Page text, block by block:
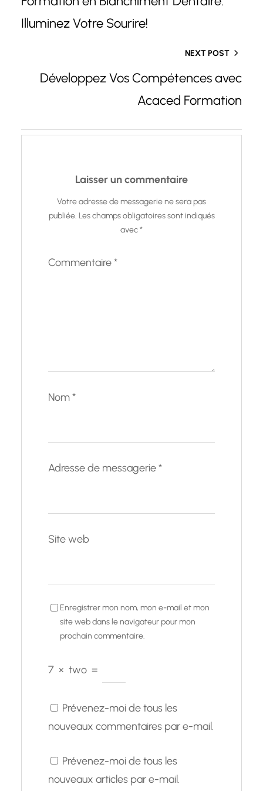
Illuminez Votre Sourire!
NEXT POST
Développez Vos Compétences avec
Acaced Formation
Laisser un commentaire
Votre adresse de messagerie ne sera pas
publiée. Les champs obligatoires sont indiqués
avec*
Commentaire*
Nom*
Adresse de messagerie*
Site web
Enregistrer mon nom, mon e-mail et mon
site web dans le navigateur pour mon
prochain commentaire.
7 × two =
Prévenez-moi de tous les
nouveaux commentaires par e-mail.
Prévenez-moi de tous les
nouveaux articles par e-mail.